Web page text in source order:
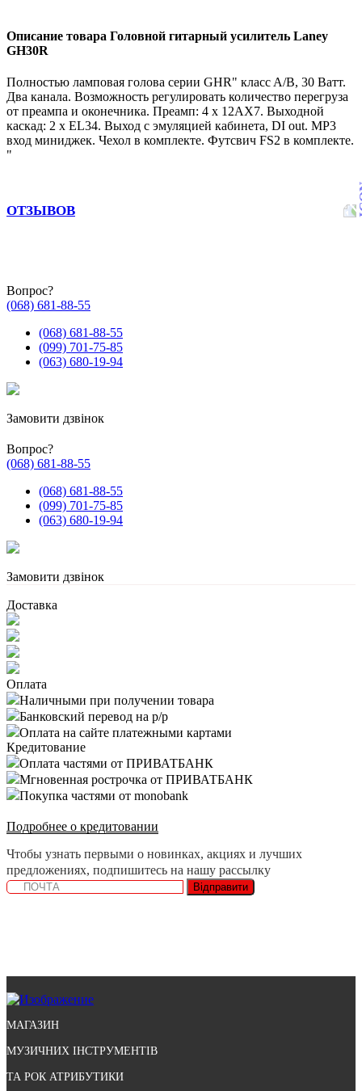
Описание товара Головной гитарный усилитель Laney
GH30R
Полностью ламповая голова серии GHR" класc A/B, 30 Ватт.
Два канала. Возможность регулировать количество перегруза
от преампа и оконечника. Преамп: 4 x 12AX7. Выходной
каскад: 2 x EL34. Выход с эмуляцией кабинета, DI out. МР3
вход миниджек. Чехол в комплекте. Футсвич FS2 в комплекте.
"
ОТЗЫВОВ
Вопрос?
(068) 681-88-55
(068) 681-88-55
(099) 701-75-85
(063) 680-19-94
Замовити дзвінок
Вопрос?
(068) 681-88-55
(068) 681-88-55
(099) 701-75-85
(063) 680-19-94
Замовити дзвінок
Доставка
Оплата
Наличными при получении товара
Банковский перевод на р/р
Оплата на сайте платежными картами
Кредитование
Оплата частями от ПРИВАТБАНК
Мгновенная рострочка от ПРИВАТБАНК
Покупка частями от monobank
Подробнее о кредитовании
Чтобы узнать первыми о новинках, акциях и лучших
предложениях, подпишитесь на нашу рассылку
Відправити
МАГАЗИН
МУЗИЧНИХ ІНСТРУМЕНТІВ
ТА РОК АТРИБУТИКИ